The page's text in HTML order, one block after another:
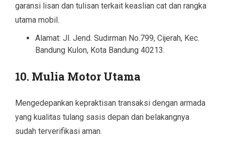
garansi lisan dan tulisan terkait keaslian cat dan rangka
utama mobil.
Alamat: Jl. Jend. Sudirman No.799, Cijerah, Kec.
Bandung Kulon, Kota Bandung 40213.
10. Mulia Motor Utama
Mengedepankan kepraktisan transaksi dengan armada
yang kualitas tulang sasis depan dan belakangnya
sudah terverifikasi aman.